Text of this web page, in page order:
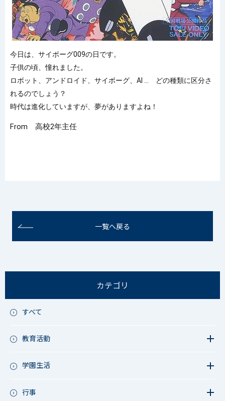
今日は、サイボーグ009の日です。
子供の頃、憧れました。
ロボット、アンドロイド、サイボーグ、AI ... どの種類に区分さ
れるのでしょう？
時代は進化していますが、夢がありますよね！
From 高校2年主任
一覧へ戻る
カテゴリ
すべて
教育活動
教育活動（高校）
アース・プロジェクト
学園生活
今日の1枚～ｸﾗｽ&ｸﾗﾌﾞ編～
行事